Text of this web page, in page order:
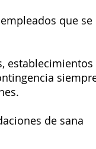
que se
establecimientos
de sana